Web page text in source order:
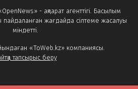
- ақпарат агенттігі. Басылым
пайдаланған жағдайда сілтеме жасалуы
міндетті.
«ToWeb.kz» компаниясы.
тапсырыс беру